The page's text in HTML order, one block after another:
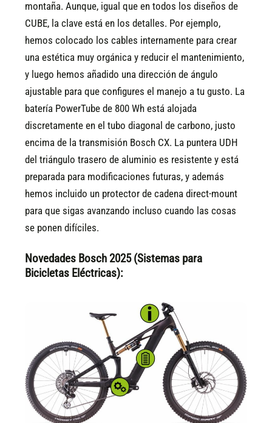
montaña. Aunque, igual que en todos los diseños de
CUBE, la clave está en los detalles. Por ejemplo,
hemos colocado los cables internamente para crear
una estética muy orgánica y reducir el mantenimiento,
y luego hemos añadido una dirección de ángulo
ajustable para que configures el manejo a tu gusto. La
batería PowerTube de 800 Wh está alojada
discretamente en el tubo diagonal de carbono, justo
encima de la transmisión Bosch CX. La puntera UDH
del triángulo trasero de aluminio es resistente y está
preparada para modificaciones futuras, y además
hemos incluido un protector de cadena direct-mount
para que sigas avanzando incluso cuando las cosas
se ponen difíciles.
Novedades Bosch 2025 (Sistemas para
Bicicletas Eléctricas):